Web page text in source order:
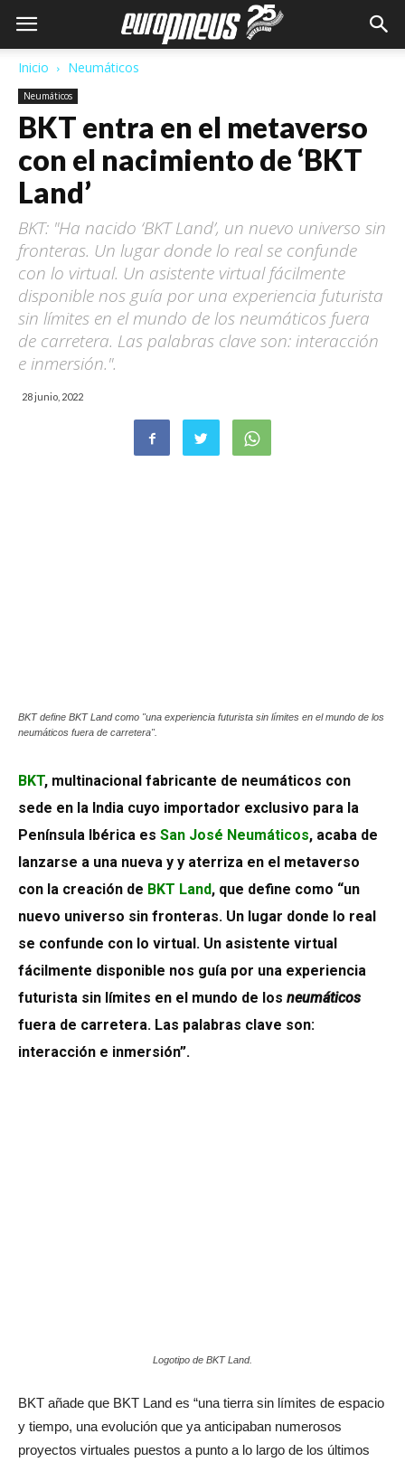
Inicio Neumáticos
Neumáticos
BKT entra en el metaverso
con el nacimiento de ‘BKT
Land’
BKT: "Ha nacido ‘BKT Land’, un nuevo universo sin
fronteras. Un lugar donde lo real se confunde
con lo virtual. Un asistente virtual fácilmente
disponible nos guía por una experiencia futurista
sin límites en el mundo de los neumáticos fuera
de carretera. Las palabras clave son: interacción
e inmersión.".
28 junio, 2022
BKT define BKT Land como "una experiencia futurista sin límites en el mundo de los
neumáticos fuera de carretera".
BKT, multinacional fabricante de neumáticos con
sede en la India cuyo importador exclusivo para la
Península Ibérica es San José Neumáticos, acaba de
lanzarse a una nueva y y aterriza en el metaverso
con la creación de BKT Land, que define como “un
nuevo universo sin fronteras. Un lugar donde lo real
se confunde con lo virtual. Un asistente virtual
fácilmente disponible nos guía por una experiencia
futurista sin límites en el mundo de los neumáticos
fuera de carretera. Las palabras clave son:
interacción e inmersión”.
Logotipo de BKT Land.
BKT añade que BKT Land es “una tierra sin límites de espacio
y tiempo, una evolución que ya anticipaban numerosos
proyectos virtuales puestos a punto a lo largo de los últimos